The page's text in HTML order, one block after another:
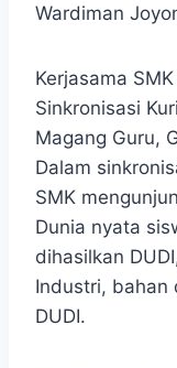
Wardiman
Kerjasama
Sinkronisasi
Magang Guru,
Dalam
SMK
Dunia nyata
dihasilkan
Industri, bahan
DUDI.